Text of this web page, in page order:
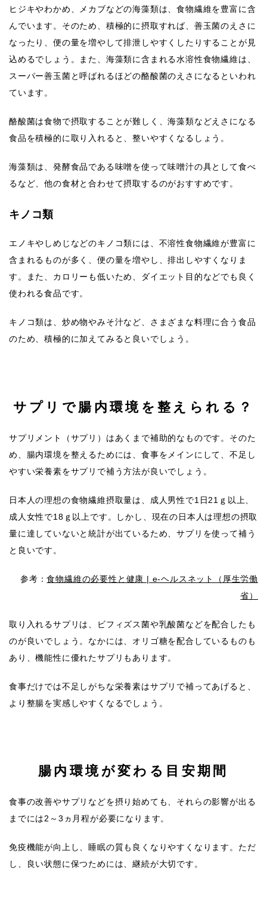
ヒジキやわかめ、メカブなどの海藻類は、食物繊維を豊富に含
んでいます。そのため、積極的に摂取すれば、善玉菌のえさに
なったり、便の量を増やして排泄しやすくしたりすることが見
込めるでしょう。また、海藻類に含まれる水溶性食物繊維は、
スーパー善玉菌と呼ばれるほどの酪酸菌のえさになるといわれ
ています。
酪酸菌は食物で摂取することが難しく、海藻類などえさになる
食品を積極的に取り入れると、整いやすくなるしょう。
海藻類は、発酵食品である味噌を使って味噌汁の具として食べ
るなど、他の食材と合わせて摂取するのがおすすめです。
キノコ類
エノキやしめじなどのキノコ類には、不溶性食物繊維が豊富に
含まれるものが多く、便の量を増やし、排出しやすくなりま
す。また、カロリーも低いため、ダイエット目的などでも良く
使われる食品です。
キノコ類は、炒め物やみそ汁など、さまざまな料理に合う食品
のため、積極的に加えてみると良いでしょう。
サプリで腸内環境を整えられる？
サプリメント（サプリ）はあくまで補助的なものです。そのた
め、腸内環境を整えるためには、食事をメインにして、不足し
やすい栄養素をサプリで補う方法が良いでしょう。
日本人の理想の食物繊維摂取量は、成人男性で1日21ｇ以上、
成人女性で18ｇ以上です。しかし、現在の日本人は理想の摂取
量に達していないと統計が出ているため、サプリを使って補う
と良いです。
参考：食物繊維の必要性と健康 | e-ヘルスネット（厚生労働
省）
取り入れるサプリは、ビフィズス菌や乳酸菌などを配合したも
のが良いでしょう。なかには、オリゴ糖を配合しているものも
あり、機能性に優れたサプリもあります。
食事だけでは不足しがちな栄養素はサプリで補ってあげると、
より整腸を実感しやすくなるでしょう。
腸内環境が変わる目安期間
食事の改善やサプリなどを摂り始めても、それらの影響が出る
までには2～3ヵ月程が必要になります。
免疫機能が向上し、睡眠の質も良くなりやすくなります。ただ
し、良い状態に保つためには、継続が大切です。